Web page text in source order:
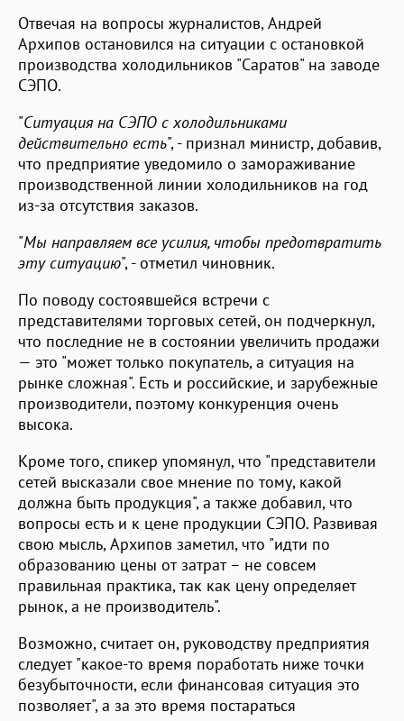
Отвечая на вопросы журналистов, Андрей
Архипов остановился на ситуации с остановкой
производства холодильников "Саратов" на заводе
СЭПО.
"Ситуация на СЭПО с холодильниками
действительно есть", - признал министр, добавив,
что предприятие уведомило о замораживание
производственной линии холодильников на год
из-за отсутствия заказов.
"Мы направляем все усилия, чтобы предотвратить
эту ситуацию", - отметил чиновник.
По поводу состоявшейся встречи с
представителями торговых сетей, он подчеркнул,
что последние не в состоянии увеличить продажи
— это "может только покупатель, а ситуация на
рынке сложная". Есть и российские, и зарубежные
производители, поэтому конкуренция очень
высока.
Кроме того, спикер упомянул, что "представители
сетей высказали свое мнение по тому, какой
должна быть продукция", а также добавил, что
вопросы есть и к цене продукции СЭПО. Развивая
свою мысль, Архипов заметил, что "идти по
образованию цены от затрат – не совсем
правильная практика, так как цену определяет
рынок, а не производитель".
Возможно, считает он, руководству предприятия
следует "какое-то время поработать ниже точки
безубыточности, если финансовая ситуация это
позволяет", а за это время постараться